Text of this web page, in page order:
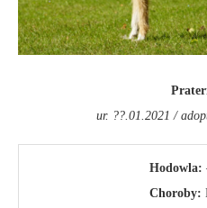
ur. ??.01.2021 /
Hodowla:
Choroby: